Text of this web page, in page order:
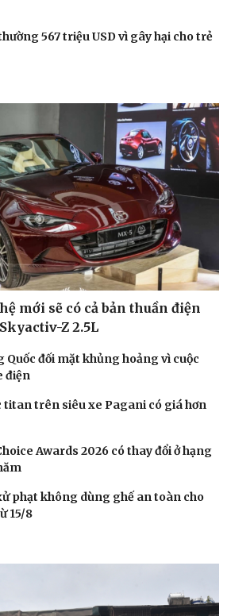
567 triệu USD vì gây hại cho trẻ
mới sẽ có cả bản thuần điện
Z 2.5L
Quốc đối mặt khủng hoảng vì cuộc
điện
titan trên siêu xe Pagani có giá hơn
Awards 2026 có thay đổi ở hạng
phạt không dùng ghế an toàn cho
15/8